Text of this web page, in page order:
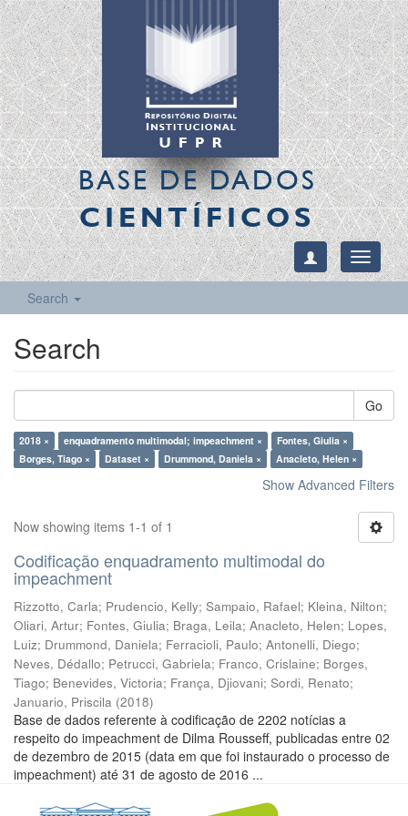
BASE DE DADOS
CIENTÍFICOS
Toggle
Search
Search
Go
2018 × enquadramento multimodal; impeachment ×
Fontes, Giulia ×
Borges, Tiago ×
Dataset × Drummond, Daniela × Anacleto, Helen ×
Show Advanced Filters
Now showing items 1-1 of 1
Codificação enquadramento multimodal do
impeachment
Rizzotto, Carla; Prudencio, Kelly; Sampaio, Rafael; Kleina, Nilton;
Oliari, Artur; Fontes, Giulia; Braga, Leila; Anacleto, Helen; Lopes,
Luiz; Drummond, Daniela; Ferracioli, Paulo; Antonelli, Diego;
Neves, Dédallo; Petrucci, Gabriela; Franco, Crislaine; Borges,
Tiago; Benevides, Victoria; França, Djiovani; Sordi, Renato;
Januario, Priscila (2018)
Base de dados referente à codificação de 2202 notícias a
respeito do impeachment de Dilma Rousseff, publicadas entre 02
de dezembro de 2015 (data em que foi instaurado o processo de
impeachment) até 31 de agosto de 2016 ...